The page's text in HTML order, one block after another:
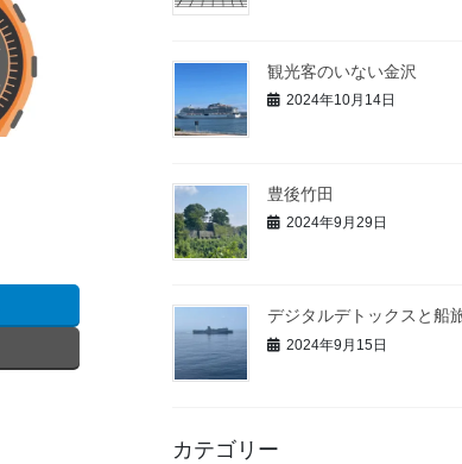
観光客のいない金沢
2024年10月14日
豊後竹田
2024年9月29日
デジタルデトックスと船
2024年9月15日
カテゴリー